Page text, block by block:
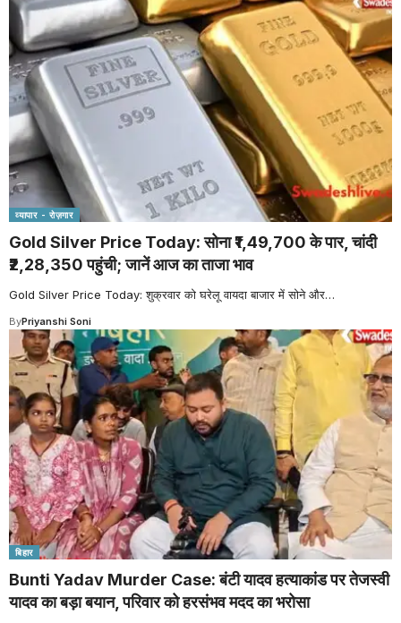
व्यापार - रोज़गार
Gold Silver Price Today: सोना ₹1,49,700 के पार, चांदी
₹2,28,350 पहुंची; जानें आज का ताजा भाव
Gold Silver Price Today: शुक्रवार को घरेलू वायदा बाजार में सोने और…
ByPriyanshi Soni
बिहार
Bunti Yadav Murder Case: बंटी यादव हत्याकांड पर तेजस्वी
यादव का बड़ा बयान, परिवार को हरसंभव मदद का भरोसा